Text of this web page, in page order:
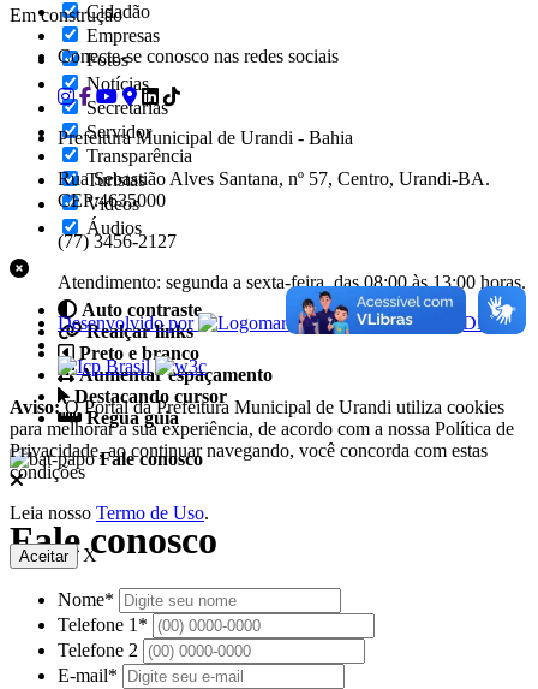
Cidadão
Empresas
Fotos
Notícias
Secretarias
Servidor
Transparência
Turistas
Videos
Áudios
Auto contraste
Realçar links
Preto e branco
Aumentar espaçamento
Destacando cursor
Regua guia
Fale conosco
Fale conosco
Nome*
Telefone 1*
Telefone 2
E-mail*
Em construção
Conecte-se conosco nas redes sociais
Prefeitura Municipal de Urandi - Bahia
Rua Sebastião Alves Santana, nº 57, Centro, Urandi-BA.
CEP:4635000
(77) 3456-2127
Atendimento: segunda a sexta-feira, das 08:00 às 13:00 horas.
Desenvolvido por
Aviso:O Portal da Prefeitura Municipal de Urandi utiliza cookies
para melhorar a sua experiência, de acordo com a nossa Política de
Privacidade, ao continuar navegando, você concorda com estas
condições
Leia nosso Termo de Uso.
Aceitar X